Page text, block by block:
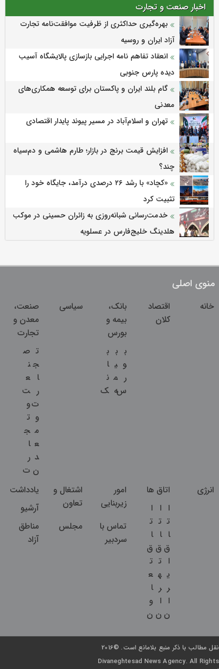
اخبار صنعت و تجارت
بهره‌گیری حداکثری از ظرفیت موافقت‌نامه تجارت
آزاد ایران و روسیه
انعقاد تفاهم نامه اجرایی بازسازی پالایشگاه آسیب
دیده پارس جنوبی
گام بلند ایران و پاکستان برای توسعه همکاری‌های
معدنی
تهران و اسلام‌آباد در مسیر پیوند پایدار اقتصادی
افزایش قیمت برنج در بازار؛ طارم هاشمی و دم‌سیاه
چند؟
«کچاد» با رشد ۲۶ درصدی درآمد، جایگاه خود را
تثبیت کرد
خدمت‌رسانی شبانه‌روزی به زائران حسینی در موکب
هلدینگ خلیج‌فارس در عسلویه
منوی اصلی
خانه
اقتصاد
کلان
بانک،
بیمه و
بورس
ب
و
ر
س
ب
ی
م
ه
ب
ا
ن
ک
سیاسی
صنعت،
معدن و
تجارت
ت
ج
ا
ر
ت
و
م
ع
د
ن
ص
ن
ع
ت
و
ت
ج
ا
ر
ت
انرژی
اتاق ها
ا
ت
ا
ق
ا
ی
ر
ا
ن
ا
ت
ا
ق
ت
ه
ر
ا
ن
ا
ت
ا
ق
ت
ع
ا
و
ن
امور
زیربنایی
اشتغال و
تعاون
یادداشت
آرشیو
تماس با
سردبیر
مجلس
مناطق
آزاد
نقل مطالب با ذکر منبع بلامانع است. ©2016
Divaneghtesad News Agency. All Rights